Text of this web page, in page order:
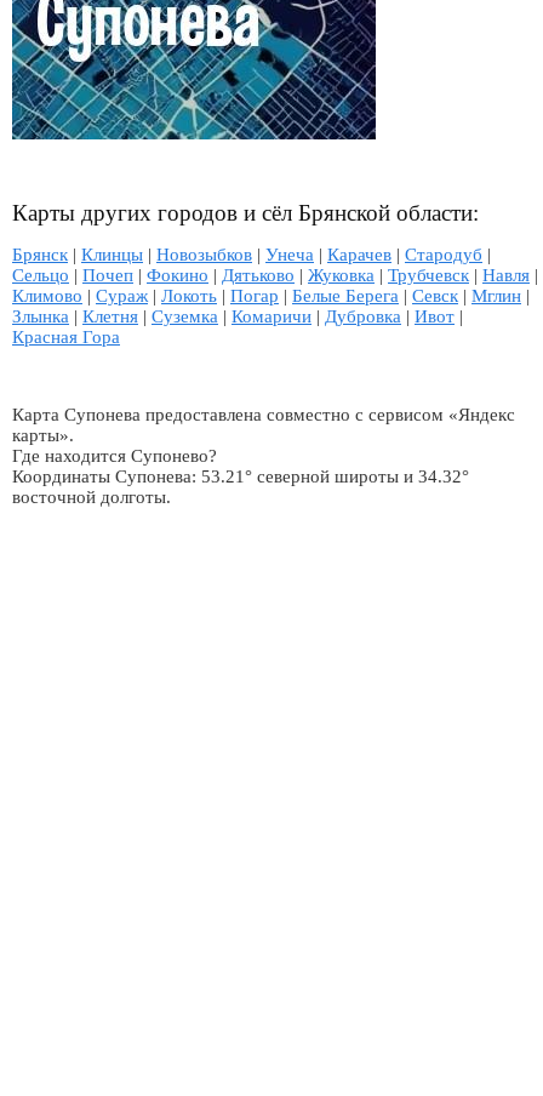
Карты других городов и сёл Брянской области:
Брянск| Клинцы | Новозыбков | Унеча | Карачев | Стародуб |
Сельцо | Почеп | Фокино | Дятьково | Жуковка | Трубчевск| Навля |
Климово | Сураж| Локоть | Погар | Белые Берега | Севск| Мглин |
Злынка | Клетня | Суземка | Комаричи | Дубровка | Ивот |
Красная Гора
Карта Супонева предоставлена совместно с сервисом «Яндекс
карты».
Где находится Супонево?
Координаты Супонева: 53.21° северной широты и 34.32°
восточной долготы.